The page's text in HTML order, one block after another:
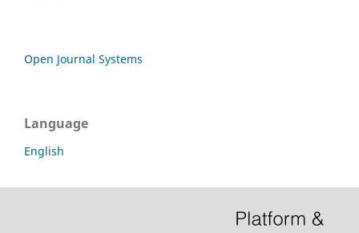
Open Journal Systems
Language
English